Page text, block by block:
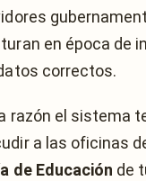
en época de
correctos.
razón el sistema
a las oficinas
de Educación de